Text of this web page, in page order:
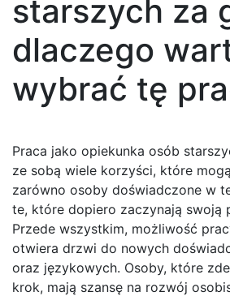
starszych za
dlaczego
wybrać tę
Praca jako opiekunka osób
ze sobą wiele korzyści, które
zarówno osoby doświadczone w
te, które dopiero zaczynają swoją
Przede wszystkim, możliwość
otwiera drzwi do nowych
oraz językowych. Osoby, które
krok, mają szansę na rozwój